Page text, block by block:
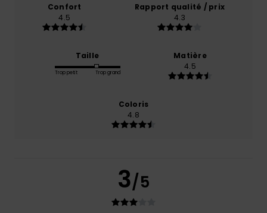
Confort
4.5
Rapport qualité / prix
4.3
Taille
Trop petit Trop grand
Matière
4.5
Coloris
4.8
3/5